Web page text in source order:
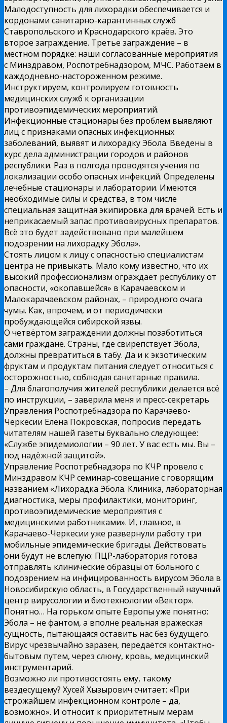
Малодоступность для лихорадки обеспечивается и
кордонами санитарно-карантинных служб
Ставропольского и Краснодарского краёв. Это
второе заграждение. Третье заграждение – в
местном порядке: наши согласованные мероприятия
с Минздравом, Роспотребнадзором, МЧС. Работаем в
каждодневно-настороженном режиме.
Инструктируем, контролируем готовность
медицинских служб к организации
противоэпидемических мероприятий.
Инфекционные стационары без проблем выявляют
лиц с признаками опасных инфекционных
заболеваний, выявят и лихорадку Эбола. Введены в
курс дела администрации городов и районов
республики. Раз в полгода проводятся учения по
локализации особо опасных инфекций. Определены
лечебные стационары и лаборатории. Имеются
необходимые силы и средства, в том числе
специальная защитная экипировка для врачей. Есть и
неприкасаемый запас противовирусных препаратов.
Всё это будет задействовано при малейшем
подозрении на лихорадку Эбола».
Стоять лицом к лицу с опасностью специалистам
центра не привыкать. Мало кому известно, что их
высокий профессионализм ограждает республику от
опасности, «окопавшейся» в Карачаевском и
Малокарачаевском районах, – природного очага
чумы. Как, впрочем, и от периодически
пробуждающейся сибирской язвы.
О четвёртом заграждении должны позаботиться
сами граждане. Страны, где свирепствует Эбола,
должны превратиться в табу. Да и к экзотическим
фруктам и продуктам питания следует относиться с
осторожностью, соблюдая санитарные правила.
– Для благополучия жителей республики делается всё
по инструкции, – заверила меня и пресс-секретарь
Управления Роспотребнадзора по Карачаево-
Черкесии Елена Покровская, попросив передать
читателям нашей газеты буквально следующее:
«Службе эпидемиологии – 90 лет. У вас есть мы. Вы –
под надёжной защитой».
Управление Роспотребнадзора по КЧР провело с
Минздравом КЧР семинар-совещание с говорящим
названием «Лихорадка Эбола. Клиника, лабораторная
диагностика, меры профилактики, мониторинг,
противоэпидемические мероприятия с
медицинскими работниками». И, главное, в
Карачаево-Черкесии уже развернули работу три
мобильные эпидемические бригады. Действовать
они будут не вслепую: ПЦР-лаборатория готова
отправлять клинические образцы от больного с
подозрением на инфицированность вирусом Эбола в
Новосибирскую область, в Государственный научный
центр вирусологии и биотехнологии «Вектор».
Понятно… На горьком опыте Европы уже понятно:
Эбола – не фантом, а вполне реальная вражеская
сущность, пытающаяся оставить нас без будущего.
Вирус чрезвычайно заразен, передаётся контактно-
бытовым путем, через слюну, кровь, медицинский
инструментарий.
Возможно ли противостоять ему, такому
вездесущему? Хусей Хызырович считает: «При
строжайшем инфекционном контроле – да,
возможно». И относит к приоритетным мерам